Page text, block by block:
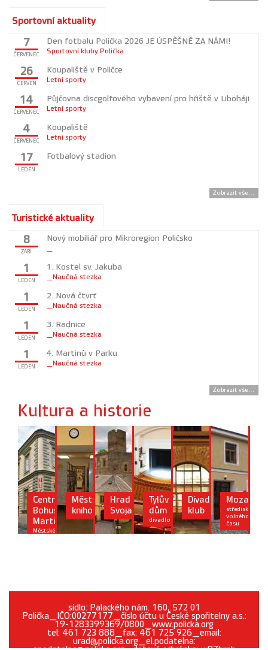
Sportovní aktuality
7
ČERVENEC
Den fotbalu Polička 2026 JE ÚSPĚŠNĚ ZA NÁMI!
Sportovní kluby Polička
26
ČERVEN
Koupaliště v Poličce
Letní sporty
14
ČERVENEC
Půjčovna discgolfového vybavení pro hřiště v Liboháji
Letní sporty
4
ČERVENEC
Koupaliště
Letní sporty
17
LEDEN
Fotbalový stadion
Zobrazit vše...
Turistické aktuality
8
ZÁŘÍ
Nový mobiliář pro Mikroregion Poličsko
1
LEDEN
1. Kostel sv. Jakuba
_Naučná stezka
1
LEDEN
2. Nová čtvrť
_Naučná stezka
1
LEDEN
3. Radnice
_Naučná stezka
1
LEDEN
4. Martinů v Parku
_Naučná stezka
Zobrazit vše...
Kultura a historie
Centrum
Bohuslava
Martinů
Městské
Městská
knihovna
Hrad
Svojanov
Tylův
dům
divadlo
Divadelní
klub
Mozaika
středisko
volného
času
sídlo: Palackého nám. 160, 572 01
Polička_IČO:00277177_číslo účtu u České spořitelny a.s.:
19-1283399369/0800_www.policka.org
tel: 461 723 888_fax: 461 725 926_email:
urad@policka.org_el.podatelna: